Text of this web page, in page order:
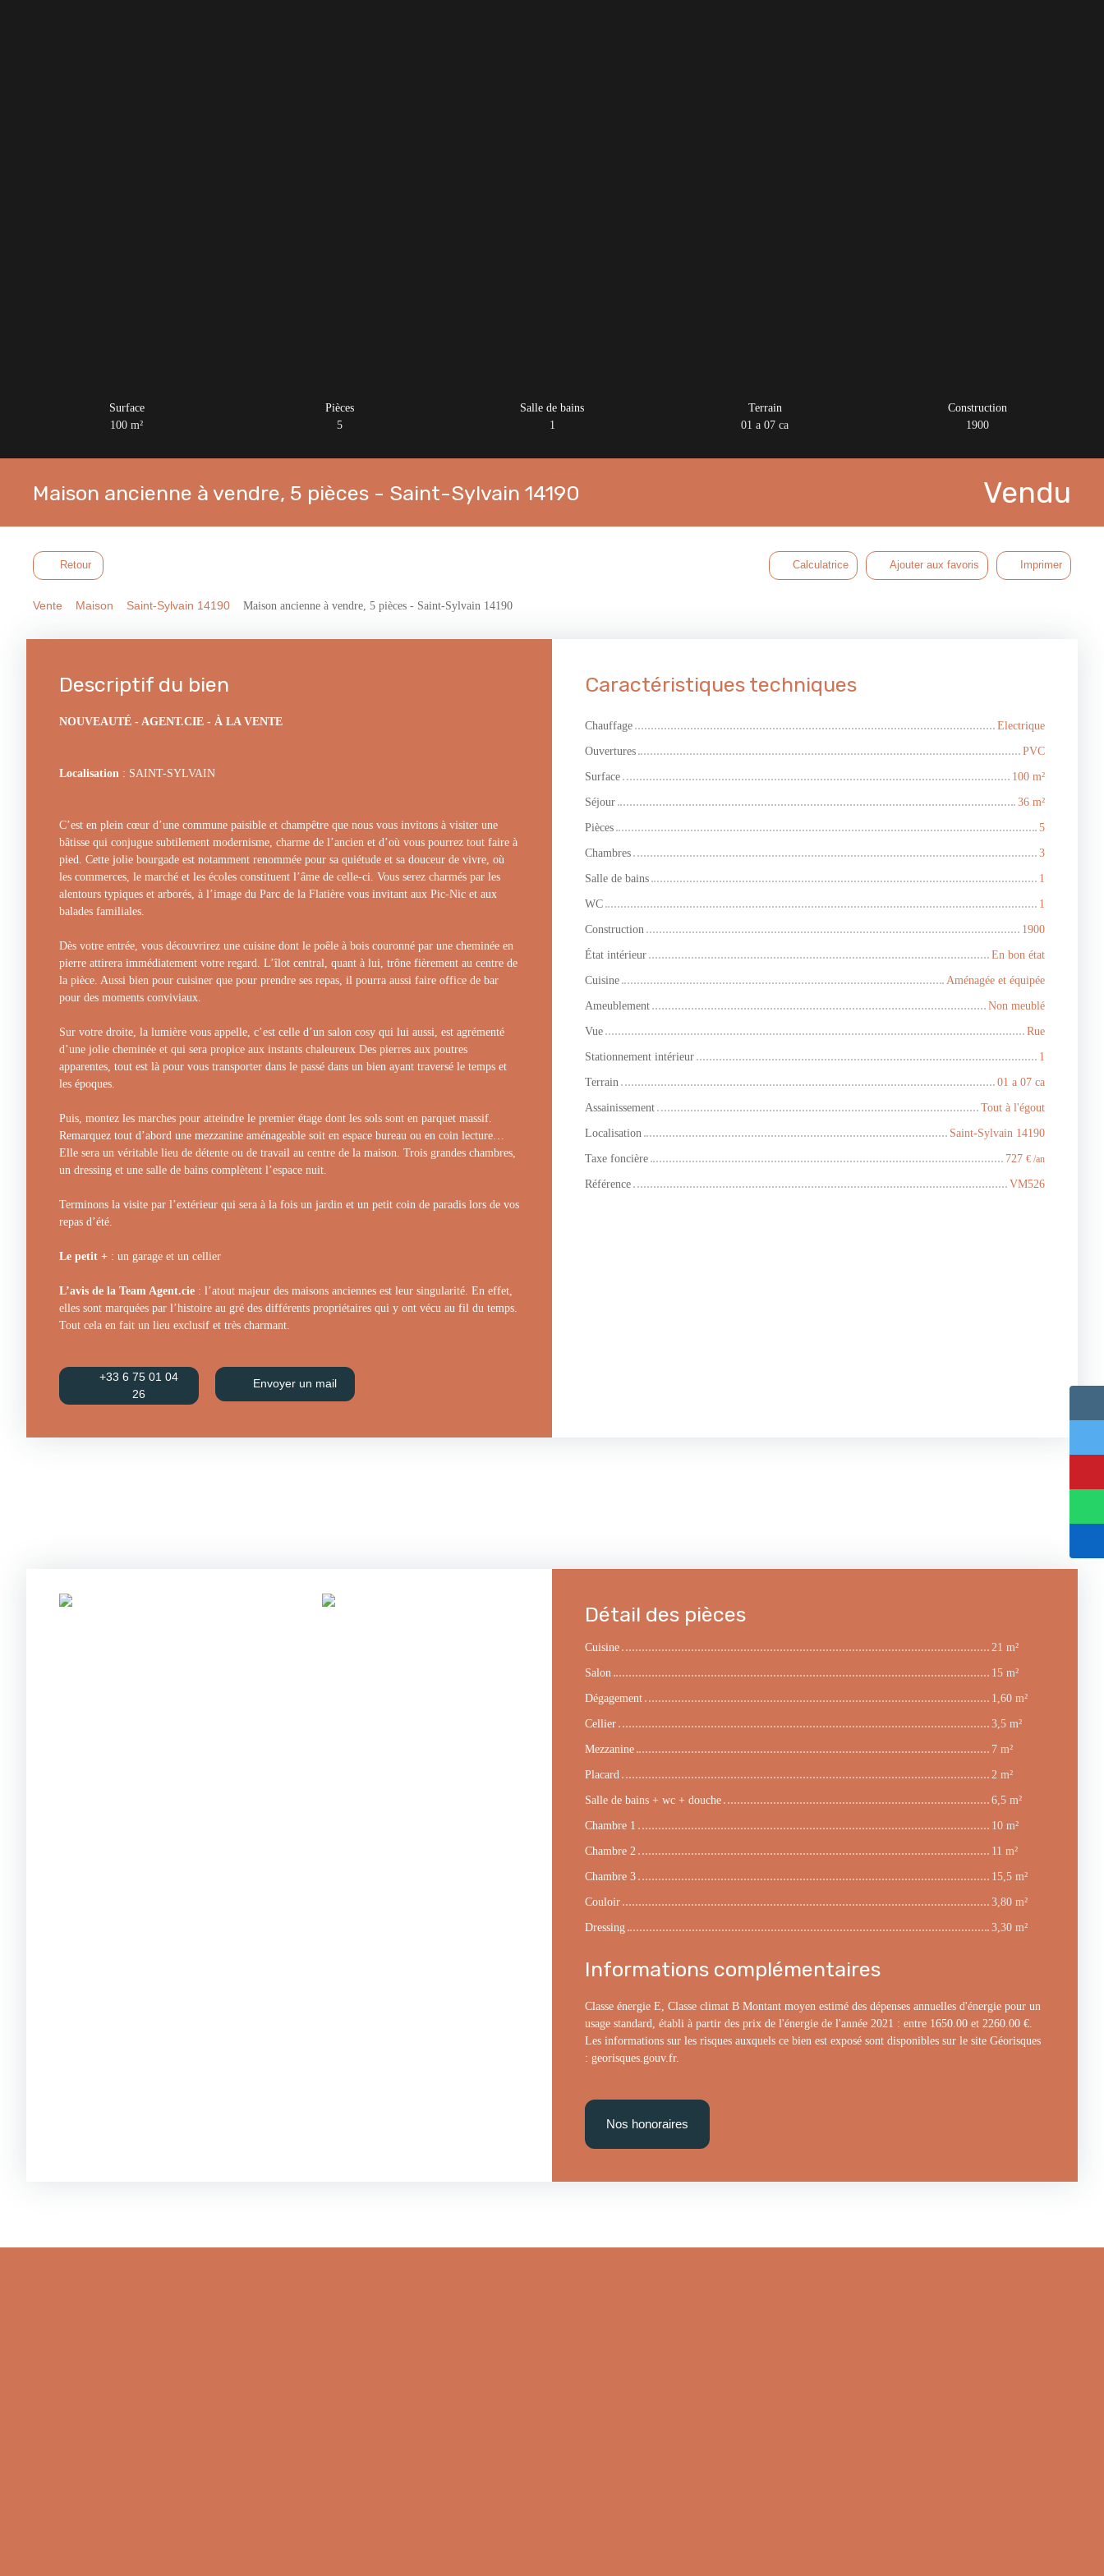
Surface
100 m²
Pièces
5
Salle de bains
1
Terrain
01 a 07 ca
Construction
1900
Maison ancienne à vendre, 5 pièces - Saint-Sylvain 14190 Vendu
Retour Calculatrice Ajouter aux favoris Imprimer
Vente Maison Saint-Sylvain 14190 Maison ancienne à vendre, 5 pièces - Saint-Sylvain 14190
Descriptif du bien
NOUVEAUTÉ - AGENT.CIE - À LA VENTE
Localisation : SAINT-SYLVAIN
C’est en plein cœur d’une commune paisible et champêtre que nous vous invitons à visiter une
bâtisse qui conjugue subtilement modernisme, charme de l’ancien et d’où vous pourrez tout faire à
pied. Cette jolie bourgade est notamment renommée pour sa quiétude et sa douceur de vivre, où
les commerces, le marché et les écoles constituent l’âme de celle-ci. Vous serez charmés par les
alentours typiques et arborés, à l’image du Parc de la Flatière vous invitant aux Pic-Nic et aux
balades familiales.
Dès votre entrée, vous découvrirez une cuisine dont le poêle à bois couronné par une cheminée en
pierre attirera immédiatement votre regard. L’îlot central, quant à lui, trône fièrement au centre de
la pièce. Aussi bien pour cuisiner que pour prendre ses repas, il pourra aussi faire office de bar
pour des moments conviviaux.
Sur votre droite, la lumière vous appelle, c’est celle d’un salon cosy qui lui aussi, est agrémenté
d’une jolie cheminée et qui sera propice aux instants chaleureux Des pierres aux poutres
apparentes, tout est là pour vous transporter dans le passé dans un bien ayant traversé le temps et
les époques.
Puis, montez les marches pour atteindre le premier étage dont les sols sont en parquet massif.
Remarquez tout d’abord une mezzanine aménageable soit en espace bureau ou en coin lecture…
Elle sera un véritable lieu de détente ou de travail au centre de la maison. Trois grandes chambres,
un dressing et une salle de bains complètent l’espace nuit.
Terminons la visite par l’extérieur qui sera à la fois un jardin et un petit coin de paradis lors de vos
repas d’été.
Le petit + : un garage et un cellier
L’avis de la Team Agent.cie : l’atout majeur des maisons anciennes est leur singularité. En effet,
elles sont marquées par l’histoire au gré des différents propriétaires qui y ont vécu au fil du temps.
Tout cela en fait un lieu exclusif et très charmant.
+33 6 75 01 04
26
Envoyer un mail
Caractéristiques techniques
Chauffage
Electrique
Ouvertures
PVC
Surface
100 m²
Séjour
36 m²
Pièces
5
Chambres
3
Salle de bains
1
WC
1
Construction
1900
État intérieur
En bon état
Cuisine
Aménagée et équipée
Ameublement
Non meublé
Vue
Rue
Stationnement intérieur
1
Terrain
01 a 07 ca
Assainissement
Tout à l'égout
Localisation
Saint-Sylvain 14190
Taxe foncière
727 € /an
Référence VM526
Détail des pièces
Cuisine
21 m²
Salon
15 m²
Dégagement
1,60 m²
Cellier
3,5 m²
Mezzanine
7 m²
Placard
2 m²
Salle de bains + wc + douche
6,5 m²
Chambre 1
10 m²
Chambre 2
11 m²
Chambre 3
15,5 m²
Couloir
3,80 m²
Dressing
3,30 m²
Informations complémentaires
Classe énergie E, Classe climat B Montant moyen estimé des dépenses annuelles d'énergie pour un
usage standard, établi à partir des prix de l'énergie de l'année 2021 : entre 1650.00 et 2260.00 €.
Les informations sur les risques auxquels ce bien est exposé sont disponibles sur le site Géorisques
: georisques.gouv.fr.
Nos honoraires